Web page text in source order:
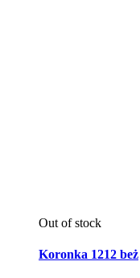
Out of stock
Koronka 1212 beż